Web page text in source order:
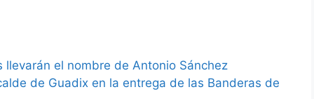
el nombre de Antonio Sánchez
de Guadix en la entrega de las Banderas de